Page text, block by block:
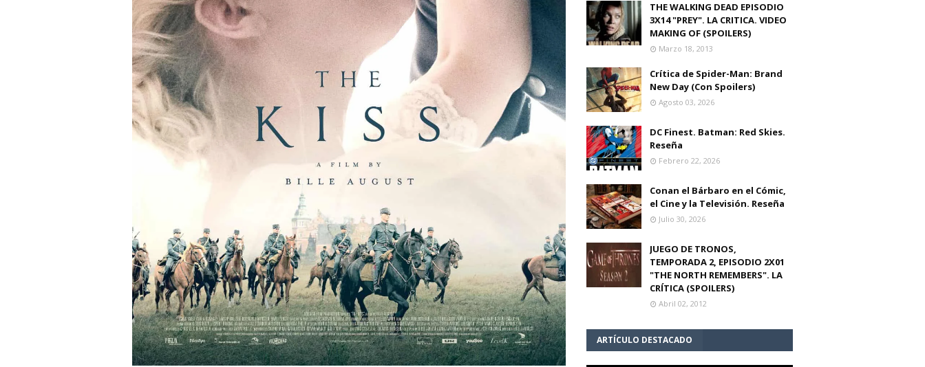
THE WALKING DEAD EPISODIO
3X14 "PREY". LA CRITICA. VIDEO
MAKING OF (SPOILERS)
Marzo 18, 2013
Crítica de Spider-Man: Brand
New Day (Con Spoilers)
Agosto 03, 2026
DC Finest. Batman: Red Skies.
Reseña
Febrero 22, 2026
Conan el Bárbaro en el Cómic,
el Cine y la Televisión. Reseña
Julio 30, 2026
JUEGO DE TRONOS,
TEMPORADA 2, EPISODIO 2X01
"THE NORTH REMEMBERS". LA
CRÍTICA (SPOILERS)
Abril 02, 2012
ARTÍCULO DESTACADO